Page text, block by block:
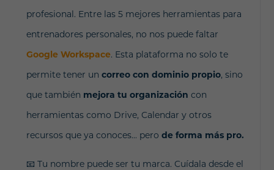
profesional. Entre las 5 mejores herramientas para
entrenadores personales, no nos puede faltar
Google Workspace. Esta plataforma no solo te
permite tener un correo con dominio propio, sino
que también mejora tu organización con
herramientas como Drive, Calendar y otros
recursos que ya conoces... pero de forma más pro.
📧 Tu nombre puede ser tu marca. Cuídala desde el